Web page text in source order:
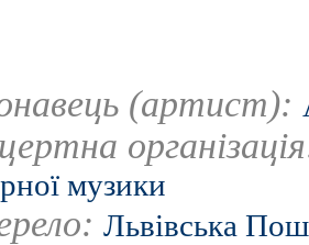
(артист):
музики
Львівська